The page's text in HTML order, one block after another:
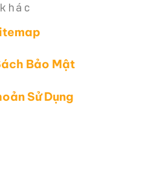
khác
Bảo Mật
Sử Dụng